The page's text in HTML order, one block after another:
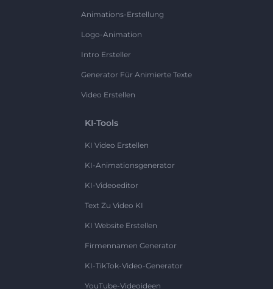
Animations-Erstellung
Logo-Animation
Intro Ersteller
Generator Für Animierte Texte
Video Erstellen
KI-Tools
KI Video Erstellen
KI-Animationsgenerator
KI-Videoeditor
Text Zu Video KI
KI Website Erstellen
Firmennamen Generator
KI-TikTok-Video-Generator
YouTube-Videoideen